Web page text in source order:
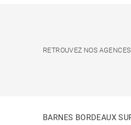
RETROUVEZ NOS AGENCES
BARNES BORDEAUX